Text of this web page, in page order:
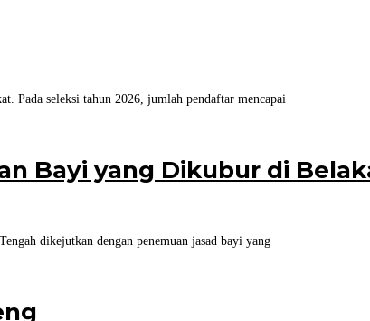
Pada seleksi tahun 2026, jumlah pendaftar mencapai
Bayi yang Dikubur di
dikejutkan dengan penemuan jasad bayi yang